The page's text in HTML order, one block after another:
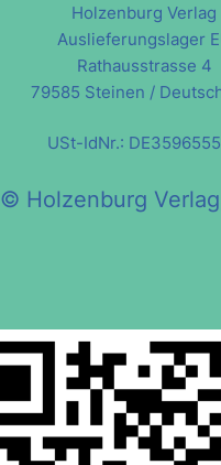
Holzenburg Verlag
Auslieferungslager
Rathausstrasse 4
79585 Steinen /
USt-IdNr.:
© Holzenburg